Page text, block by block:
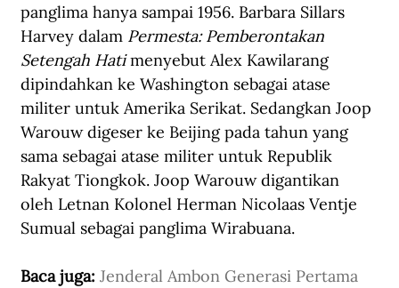
panglima hanya sampai 1956. Barbara Sillars
Harvey dalam Permesta: Pemberontakan
Setengah Hati menyebut Alex Kawilarang
dipindahkan ke Washington sebagai atase
militer untuk Amerika Serikat. Sedangkan Joop
Warouw digeser ke Beijing pada tahun yang
sama sebagai atase militer untuk Republik
Rakyat Tiongkok. Joop Warouw digantikan
oleh Letnan Kolonel Herman Nicolaas Ventje
Sumual sebagai panglima Wirabuana.
Baca juga: Jenderal Ambon Generasi Pertama